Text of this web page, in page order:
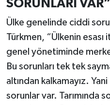
SORUNLARI VAR”
Ülke genelinde ciddi
Türkmen, “Ülkenin
genel yönetiminde
Bu sorunları tek tek
altından kalkamayız.
sorunlar var. Tarımında